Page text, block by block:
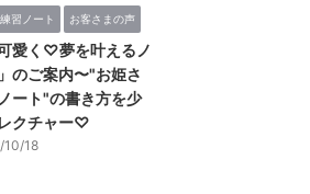
習ノート お客さまの声
可愛く♡夢を叶えるノ
のご案内〜"お姫さ
ート"の書き方を少
クチャー♡
10/18